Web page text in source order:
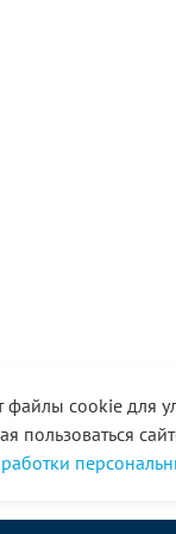
файлы cookie для
пользоваться